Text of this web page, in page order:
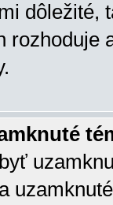
dôležité,
rozhoduje